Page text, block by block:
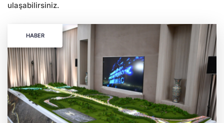
ulaşabilirsiniz.
HABER